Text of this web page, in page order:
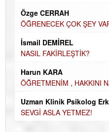
Özge CERRAH
ÖĞRENECEK ÇOK ŞEY
İsmail DEMİREL
NASIL FAKİRLEŞTİK?
Harun KARA
ÖĞRETMENİM , HAKKINI
Uzman Klinik Psikolog
SEVGİ ASLA YETMEZ!